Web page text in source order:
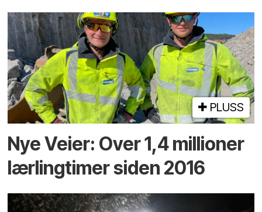
PLUSS
Nye Veier: Over 1,4 millioner
lærlingtimer siden 2016